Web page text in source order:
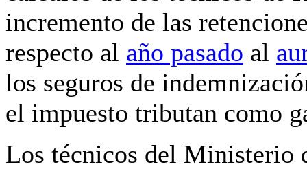
incremento de las
respecto al año pasado al
los seguros de
el impuesto tributan como
Los técnicos del Ministerio